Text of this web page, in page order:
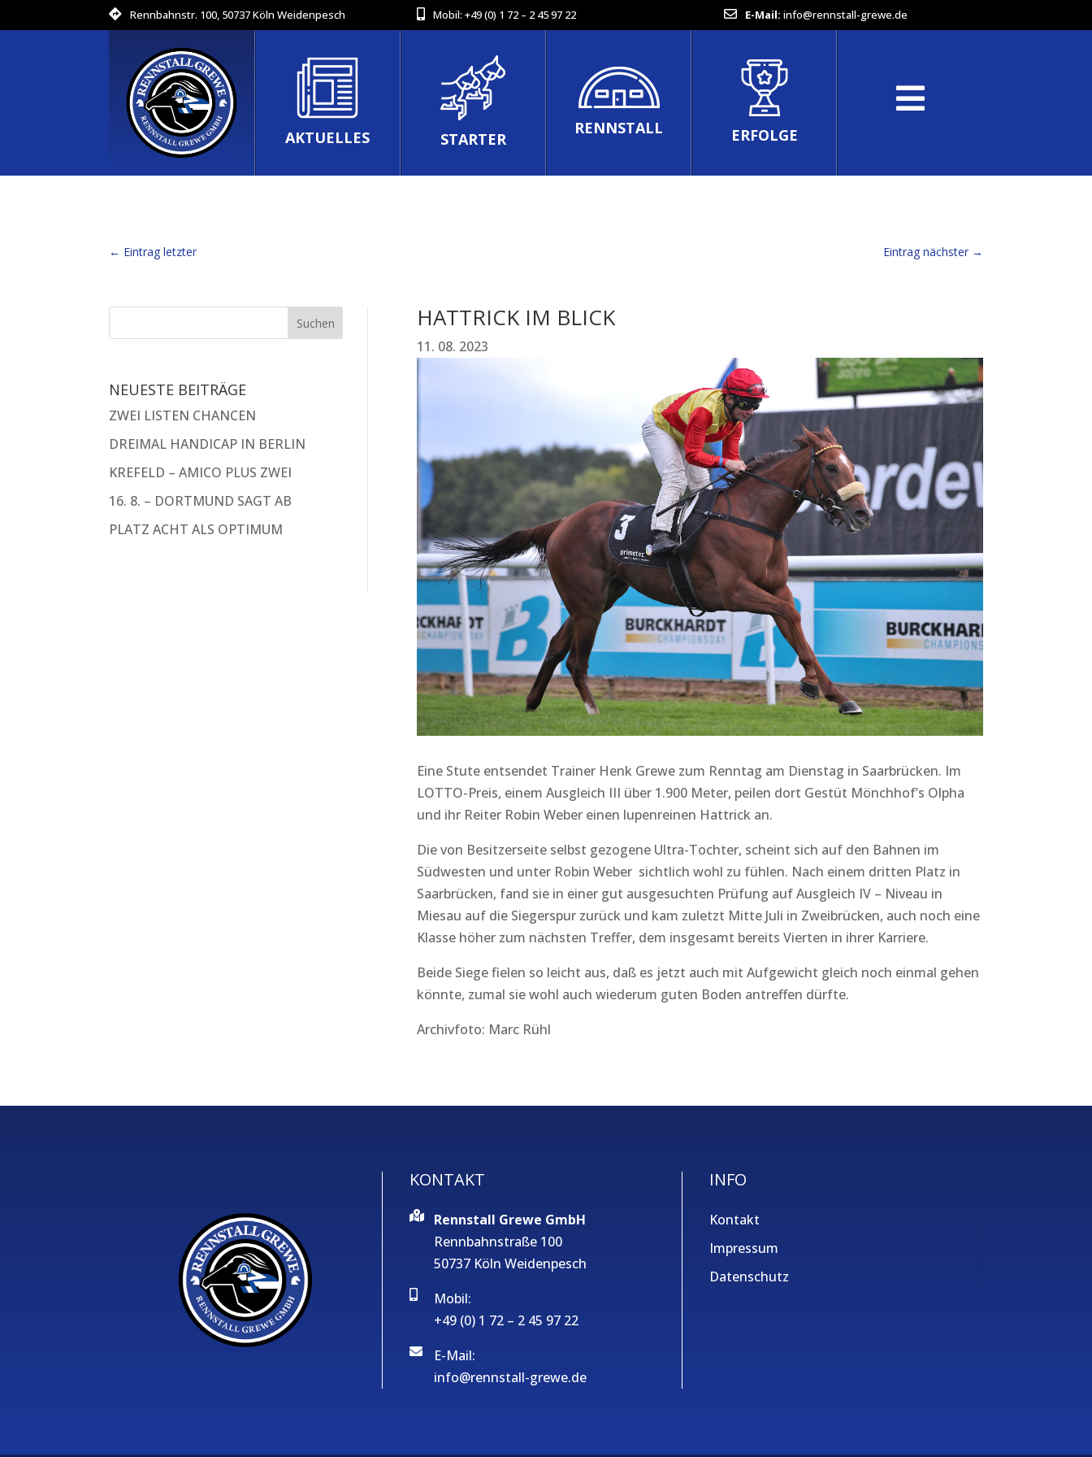
Rennbahnstr. 100, 50737 Köln Weidenpesch Mobil: +49 (0) 1 72 – 2 45 97 22 E-Mail: info@rennstall-grewe.de
AKTUELLES STARTER
RENNSTALL ERFOLGE
← Eintrag letzter Eintrag nächster→
NEUESTE BEITRÄGE
ZWEI LISTEN CHANCEN
DREIMAL HANDICAP IN BERLIN
KREFELD – AMICO PLUS ZWEI
16. 8. – DORTMUND SAGT AB
PLATZ ACHT ALS OPTIMUM
HATTRICK IM BLICK
11. 08. 2023
Eine Stute entsendet Trainer Henk Grewe zum Renntag am Dienstag in Saarbrücken. Im
LOTTO-Preis, einem Ausgleich III über 1.900 Meter, peilen dort Gestüt Mönchhof’s Olpha
und ihr Reiter Robin Weber einen lupenreinen Hattrick an.
Die von Besitzerseite selbst gezogene Ultra-Tochter, scheint sich auf den Bahnen im
Südwesten und unter Robin Weber sichtlich wohl zu fühlen. Nach einem dritten Platz in
Saarbrücken, fand sie in einer gut ausgesuchten Prüfung auf Ausgleich IV – Niveau in
Miesau auf die Siegerspur zurück und kam zuletzt Mitte Juli in Zweibrücken, auch noch eine
Klasse höher zum nächsten Treffer, dem insgesamt bereits Vierten in ihrer Karriere.
Beide Siege fielen so leicht aus, daß es jetzt auch mit Aufgewicht gleich noch einmal gehen
könnte, zumal sie wohl auch wiederum guten Boden antreffen dürfte.
Archivfoto: Marc Rühl
KONTAKT
Rennstall Grewe GmbH
Rennbahnstraße 100
50737 Köln Weidenpesch
Mobil:
+49 (0) 1 72 – 2 45 97 22
E-Mail:
info@rennstall-grewe.de
INFO
Kontakt
Impressum
Datenschutz